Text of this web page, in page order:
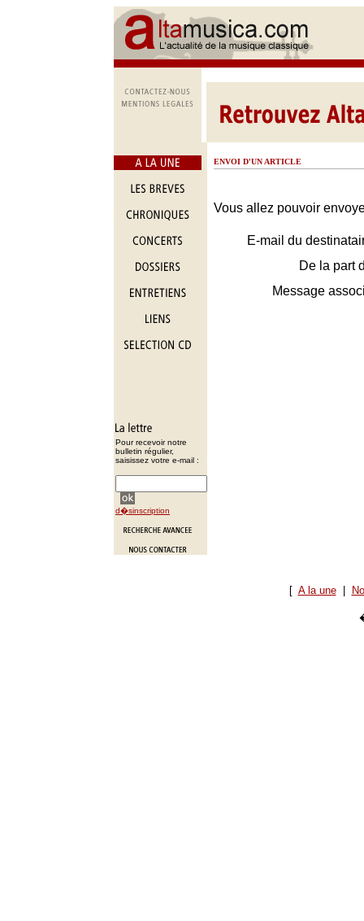
Pour recevoir notre
bulletin régulier,
saisissez votre e-mail :
d�sinscription
ENVOI D'UN ARTICLE
Vous allez pouvoir
E-mail du
De la part
Message
[ A la une|